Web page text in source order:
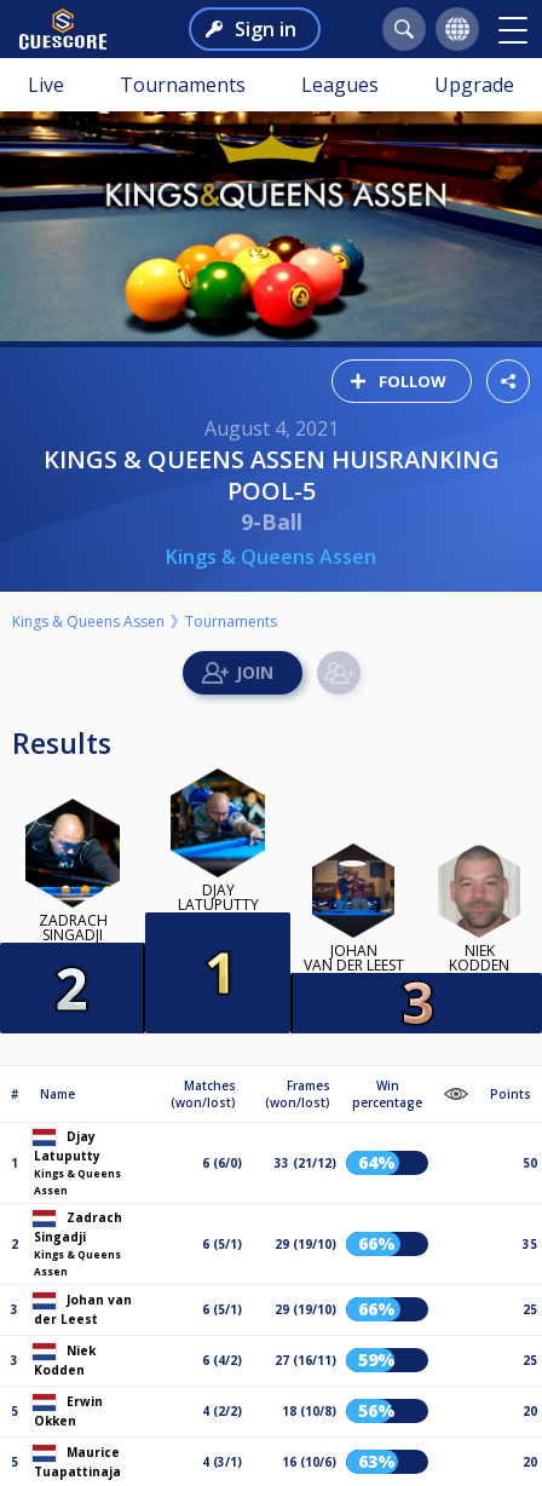
Sign in
Live Tournaments Leagues Upgrade
FOLLOW
August 4, 2021
KINGS & QUEENS ASSEN HUISRANKING
POOL-5
9-Ball
Kings & Queens Assen
Kings & Queens Assen Tournaments
Results
ZADRACH
SINGADJI
DJAY
LATUPUTTY
JOHAN
VAN DER LEEST
NIEK
KODDEN
# Name
Matches
(won/lost)
Frames
(won/lost)
Win
percentage
Points
1
Djay
Latuputty
Kings & Queens
Assen
6 (6/0) 33 (21/12) 64% 50
2
Zadrach
Singadji
Kings & Queens
Assen
6 (5/1) 29 (19/10) 66% 35
3
Johan van
der Leest
6 (5/1) 29 (19/10) 66% 25
3
Niek
Kodden
6 (4/2) 27 (16/11) 59% 25
5
Erwin
Okken
4 (2/2) 18 (10/8) 56% 20
5
Maurice
Tuapattinaja
4 (3/1) 16 (10/6) 63% 20